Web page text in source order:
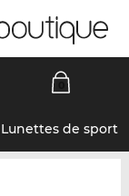
Lunettes de sport